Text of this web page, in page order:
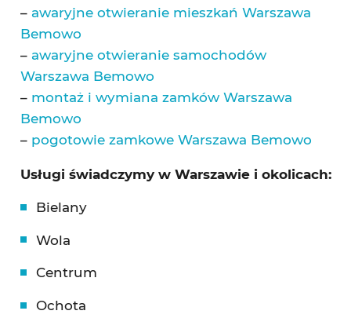
– awaryjne otwieranie mieszkań Warszawa
Bemowo
– awaryjne otwieranie samochodów
Warszawa Bemowo
– montaż i wymiana zamków Warszawa
Bemowo
– pogotowie zamkowe Warszawa Bemowo
Usługi świadczymy w Warszawie i okolicach:
Bielany
Wola
Centrum
Ochota